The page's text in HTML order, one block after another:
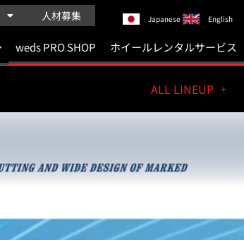
人材募集 Japanese English
weds PRO SHOP ホイールレンタルサービス
ALL LINEUP